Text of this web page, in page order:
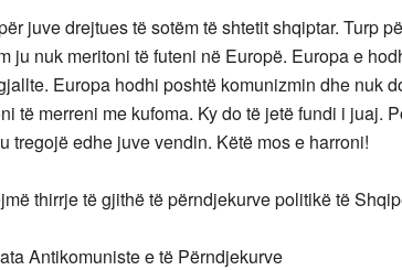
juve drejtues të sotëm të shtetit shqiptar. Turp
ju nuk meritoni të futeni në Europë. Europa e
Europa hodhi poshtë komunizmin dhe nuk
të merreni me kufoma. Ky do të jetë fundi i juaj.
tregojë edhe juve vendin. Këtë mos e harroni!
thirrje të gjithë të përndjekurve politikë të
Antikomuniste e të Përndjekurve